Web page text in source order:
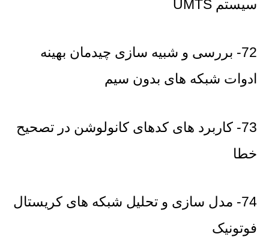
سیستم UMTS
72- بررسی و شبیه سازی چیدمان بهینه
ادوات شبکه های بدون سیم
73- کاربرد های کدهای کانولوشن در تصحیح
خطا
74- مدل سازی و تحلیل شبکه های کریستال
فوتونیک